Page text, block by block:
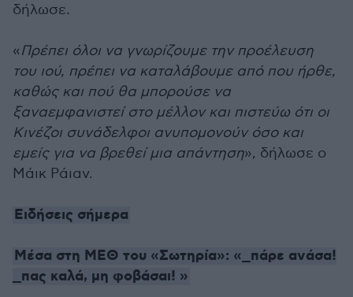
δήλωσε.
«Πρέπει όλοι να γνωρίζουμε την προέλευση
του ιού, πρέπει να καταλάβουμε από που ήρθε,
καθώς και πού θα μπορούσε να
ξαναεμφανιστεί στο μέλλον και πιστεύω ότι οι
Κινέζοι συνάδελφοι ανυπομονούν όσο και
εμείς για να βρεθεί μια απάντηση», δήλωσε ο
Μάικ Ράιαν.
Ειδήσεις σήμερα
Μέσα στη ΜΕΘ του «Σωτηρία»: «_πάρε ανάσα!
_πας καλά, μη φοβάσαι! »